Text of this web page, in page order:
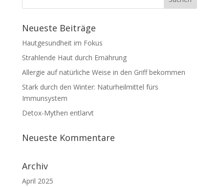
Neueste Beiträge
Hautgesundheit im Fokus
Strahlende Haut durch Ernährung
Allergie auf natürliche Weise in den Griff bekommen
Stark durch den Winter: Naturheilmittel fürs
Immunsystem
Detox-Mythen entlarvt
Neueste Kommentare
Archiv
April 2025